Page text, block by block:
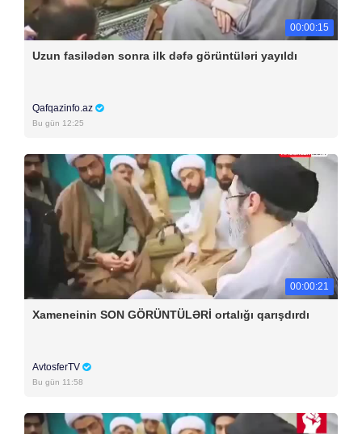
00:00:15
Uzun fasilədən sonra ilk dəfə görüntüləri yayıldı
Qafqazinfo.az
Bu gün 12:25
00:00:21
Xameneinin SON GÖRÜNTÜLƏRİ ortalığı qarışdırdı
AvtosferTV
Bu gün 11:58